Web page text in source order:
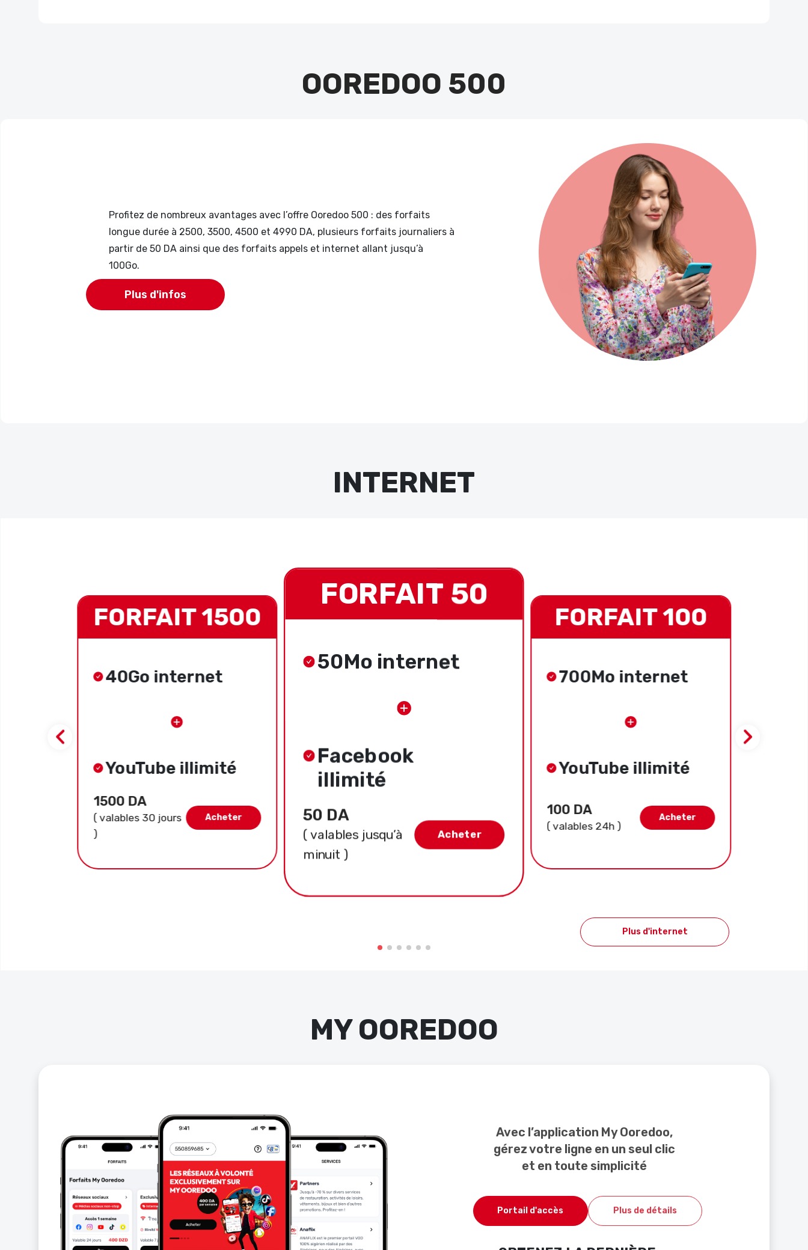
OOREDOO 500
Profitez de nombreux avantages avec l’offre Ooredoo 500 : des forfaits
longue durée à 2500, 3500, 4500 et 4990 DA, plusieurs forfaits journaliers à
partir de 50 DA ainsi que des forfaits appels et internet allant jusqu’à
100Go.
Plus d'infos
INTERNET
FORFAIT 1500
40Go internet
YouTube illimité
1500 DA
( valables 30 jours
)
Acheter
FORFAIT 50
50Mo internet
Facebook
illimité
50 DA
( valables jusqu’à
minuit )
Acheter
FORFAIT 100
700Mo internet
YouTube illimité
100 DA
( valables 24h )
Acheter
Plus d'internet
MY OOREDOO
Avec l’application My Ooredoo,
gérez votre ligne en un seul clic
et en toute simplicité
Portail d'accès Plus de détails